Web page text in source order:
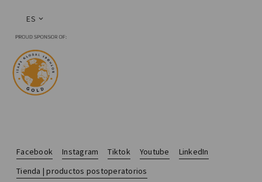
ES
Facebook Instagram Tiktok Youtube
LinkedIn
Tienda | productos postoperatorios